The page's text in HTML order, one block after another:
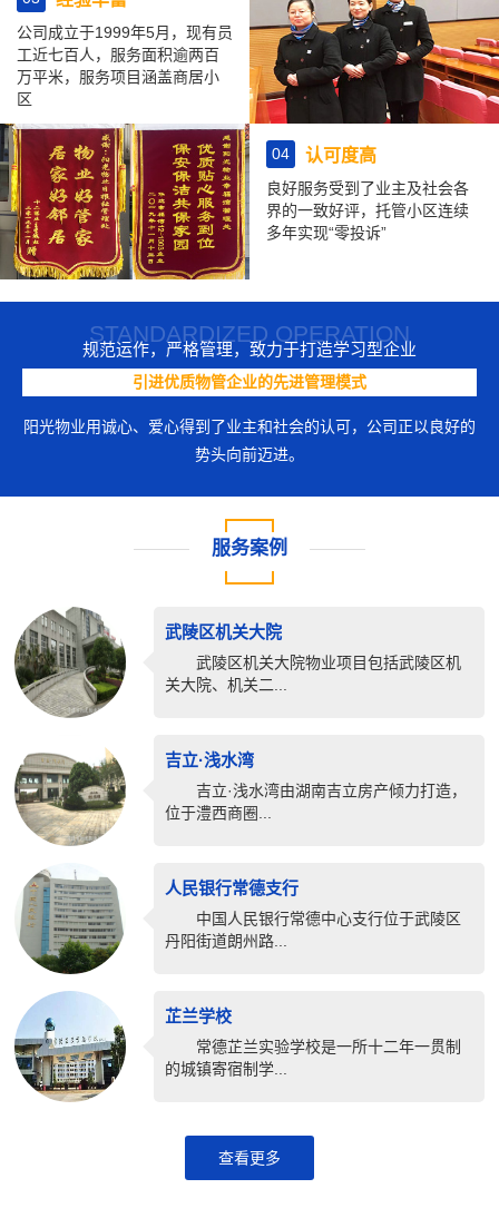
公司成立于1999年5月，现有员
工近七百人，服务面积逾两百
万平米，服务项目涵盖商居小
区
04 认可度高
良好服务受到了业主及社会各
界的一致好评，托管小区连续
多年实现“零投诉”
规范运作，严格管理，致力于打造学习型企业
引进优质物管企业的先进管理模式
阳光物业用诚心、爱心得到了业主和社会的认可，公司正以良好的
势头向前迈进。
STANDARDIZED OPERATION
服务案例
武陵区机关大院
武陵区机关大院物业项目包括武陵区机
关大院、机关二...
吉立·浅水湾
吉立·浅水湾由湖南吉立房产倾力打造，
位于澧西商圈...
人民银行常德支行
中国人民银行常德中心支行位于武陵区
丹阳街道朗州路...
芷兰学校
常德芷兰实验学校是一所十二年一贯制
的城镇寄宿制学...
查看更多